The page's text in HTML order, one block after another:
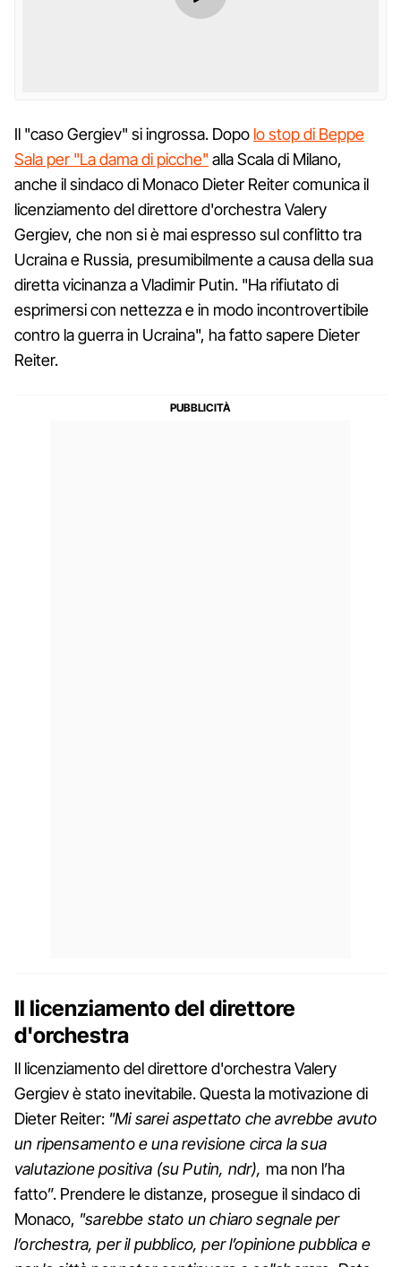
Il "caso Gergiev" si ingrossa. Dopo lo stop di Beppe
Sala per "La dama di picche" alla Scala di Milano,
anche il sindaco di Monaco Dieter Reiter comunica il
licenziamento del direttore d'orchestra Valery
Gergiev, che non si è mai espresso sul conflitto tra
Ucraina e Russia, presumibilmente a causa della sua
diretta vicinanza a Vladimir Putin. "Ha rifiutato di
esprimersi con nettezza e in modo incontrovertibile
contro la guerra in Ucraina", ha fatto sapere Dieter
Reiter.
Il licenziamento del direttore
d'orchestra
Il licenziamento del direttore d'orchestra Valery
Gergiev è stato inevitabile. Questa la motivazione di
Dieter Reiter: "Mi sarei aspettato che avrebbe avuto
un ripensamento e una revisione circa la sua
valutazione positiva (su Putin, ndr), ma non l’ha
fatto”. Prendere le distanze, prosegue il sindaco di
Monaco, "sarebbe stato un chiaro segnale per
l’orchestra, per il pubblico, per l’opinione pubblica e